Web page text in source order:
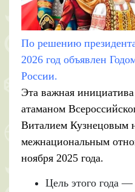
По решению
2026 год объявлен
России.
Эта важная
атаманом
Виталием Кузнецовым
межнациональным
ноября 2025 года.
Цель этого года